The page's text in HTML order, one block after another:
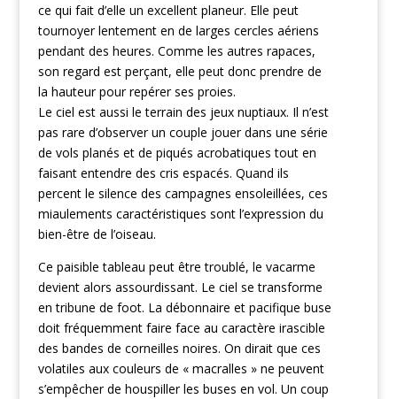
ce qui fait d’elle un excellent planeur. Elle peut
tournoyer lentement en de larges cercles aériens
pendant des heures. Comme les autres rapaces,
son regard est perçant, elle peut donc prendre de
la hauteur pour repérer ses proies.
Le ciel est aussi le terrain des jeux nuptiaux. Il n’est
pas rare d’observer un couple jouer dans une série
de vols planés et de piqués acrobatiques tout en
faisant entendre des cris espacés. Quand ils
percent le silence des campagnes ensoleillées, ces
miaulements caractéristiques sont l’expression du
bien-être de l’oiseau.
Ce paisible tableau peut être troublé, le vacarme
devient alors assourdissant. Le ciel se transforme
en tribune de foot. La débonnaire et pacifique buse
doit fréquemment faire face au caractère irascible
des bandes de corneilles noires. On dirait que ces
volatiles aux couleurs de « macralles » ne peuvent
s’empêcher de houspiller les buses en vol. Un coup